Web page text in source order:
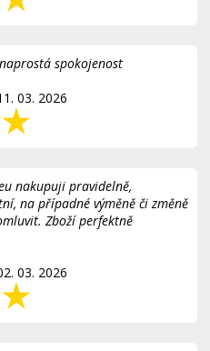
spokojenost
03. 2026
nakupuji pravidelně,
na případné výměně či změně
Zboží perfektně
03. 2026